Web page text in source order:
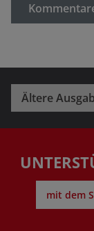
Ältere
mit dem